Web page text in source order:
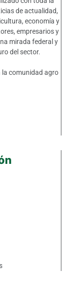
de actualidad,
economía y
empresarios y
mirada federal y
del sector.
la comunidad agro